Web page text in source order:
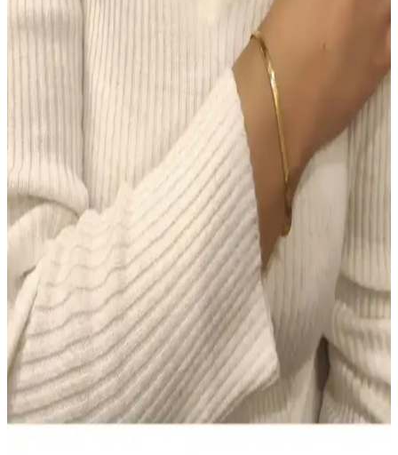
Morfose kahve renkli kuru şampuan, doğal görünüm ve hacim
sağlar, saç derisini temiz tutar, kullanım kolaylığı sunar ve renk
uyumu sağlar. Ancak, yoğun renk ve kalıcılık konusunda dikkatli
Makyajda Doğru Ürün Seçimi ve Uygulama
Teknikleri ile Kalıcı ve Doğal Görünüm Sağlama
Makyajda doğru ürün seçimi ve uygulama teknikleri, doğal ve kalıcı
bir görünüm için kritik öneme sahiptir. Tonlu nemlendiriciden suya
dayanıklı göz kalemine kadar ürünlerin işlevleri ve kullanımı
detaylıca ele alınmıştır.
Colgate Sensitive Diş Macunu 75 ml 2'li Fırsat Seti –
Hassas Dişler için Beyazlatıcı Çözüm
Colgate Sensitive Diş Macunu 75 ml’lik iki tüp içeren Türkiye
kökenli set, hassas dişlere nazik beyazlatma sunar ve güvenli
kullanım sağlar. Evde düzenli kullanım için pratiktir; bazı
kullanıcılar kıvam ve köpürmede farklılık bildirir, genel memnuniyet
yüksek.
NIVEA Men Deep Impact El ve Vücut Kremi: Derin
Nem, Yağsız Ferahlık ve Erkeksi Koku